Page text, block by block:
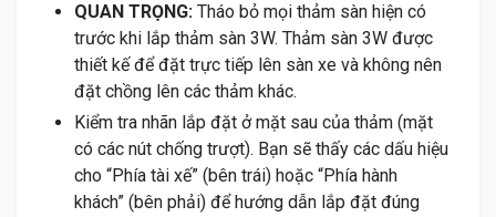
QUAN TRỌNG: Tháo bỏ mọi thảm sàn hiện có
trước khi lắp thảm sàn 3W. Thảm sàn 3W được
thiết kế để đặt trực tiếp lên sàn xe và không nên
đặt chồng lên các thảm khác.
Kiểm tra nhãn lắp đặt ở mặt sau của thảm (mặt
có các nút chống trượt). Bạn sẽ thấy các dấu hiệu
cho “Phía tài xế” (bên trái) hoặc “Phía hành
khách” (bên phải) để hướng dẫn lắp đặt đúng